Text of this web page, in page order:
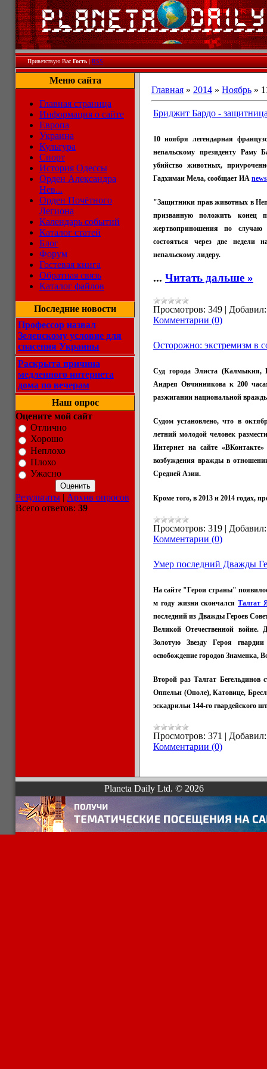
Приветствую Вас Гость|RSS
Меню сайта
Главная страница
Информация о сайте
Европа
Украина
Культура
Спорт
История Одессы
Орден Александра
Нев...
Орден Почётного
Легиона
Календарь событий
Каталог статей
Блог
Форум
Гостевая книга
Обратная связь
Каталог файлов
Последние новости
Профессор назвал
Зеленскому условие для
спасения Украины
Раскрыта причина
медленного интернета
дома по вечерам
Наш опрос
Оцените мой сайт
Отлично
Хорошо
Неплохо
Плохо
Ужасно
Результаты | Архив опросов
Всего ответов: 39
Главная » 2014 » Ноябрь »
Бриджит Бардо -
10 ноября легендарная
непальскому президенту Раму
убийство животных,
Гадхимаи Мела, сообщает ИА
"Защитники прав животных в
призванную положить конец
жертвоприношения по
состояться через две
непальскому лидеру.
... Читать дальше »
Просмотров: 349 | Добавил:
Комментарии (0)
Осторожно: экстремизм в
Суд города Элиста (Калмыкия,
Андрея Овчинникова к 200
разжигании национальной
Судом установлено, что в
летний молодой человек
Интернет на сайте
возбуждения вражды в
Средней Азии.
Кроме того, в 2013 и 2014 годах,
Просмотров: 319 | Добавил:
Комментарии (0)
Умер последний Дважды
На сайте "Герои страны"
м году жизни скончался Талгат
последний из Дважды Героев
Великой Отечественной
Золотую Звезду Героя
освобождение городов Знаменка,
Второй раз Талгат Бегельдинов
Оппельн (Ополе), Катовице,
эскадрильи 144-го гвардейского
Просмотров: 371 | Добавил:
Комментарии (0)
Planeta Daily Ltd. © 2026